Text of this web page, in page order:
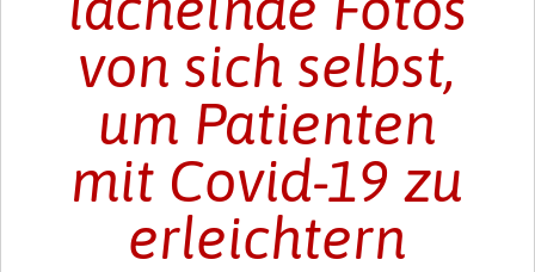
von sich selbst,
um Patienten
mit Covid-19 zu
erleichtern